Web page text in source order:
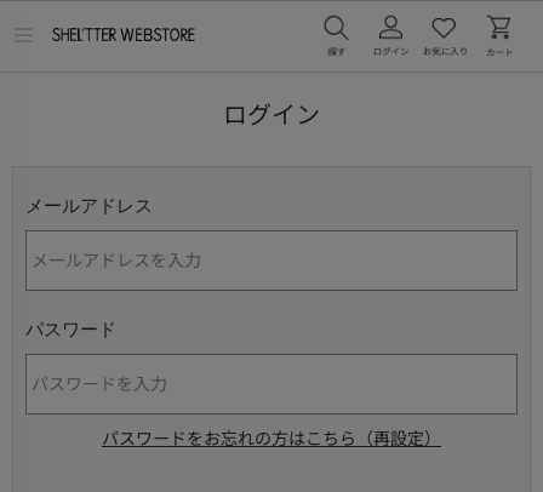
ログイン
メールアドレス
パスワード
パスワードをお忘れの方はこちら（再設定）